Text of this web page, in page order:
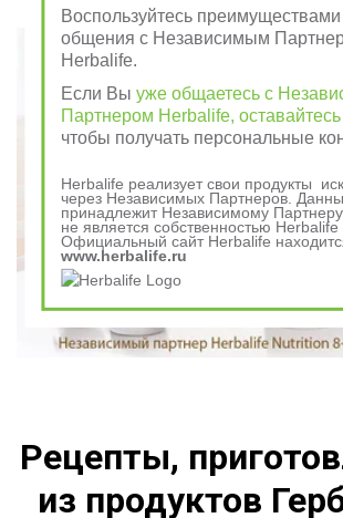
Говорили в древности
Рецепты,
из продуктов
Воспользуйтесь преимуществами
общения с Независимым
Herbalife.
Если Выуже общаетесь с
Партнером Herbalife, оставайтесь
чтобы получать персональные
Herbalife реализует свои продукты
через Независимых Партнеров.
принадлежит Независимому
не является собственностью Herbalife
Официальный сайт Herbalife
www.herbalife.ru